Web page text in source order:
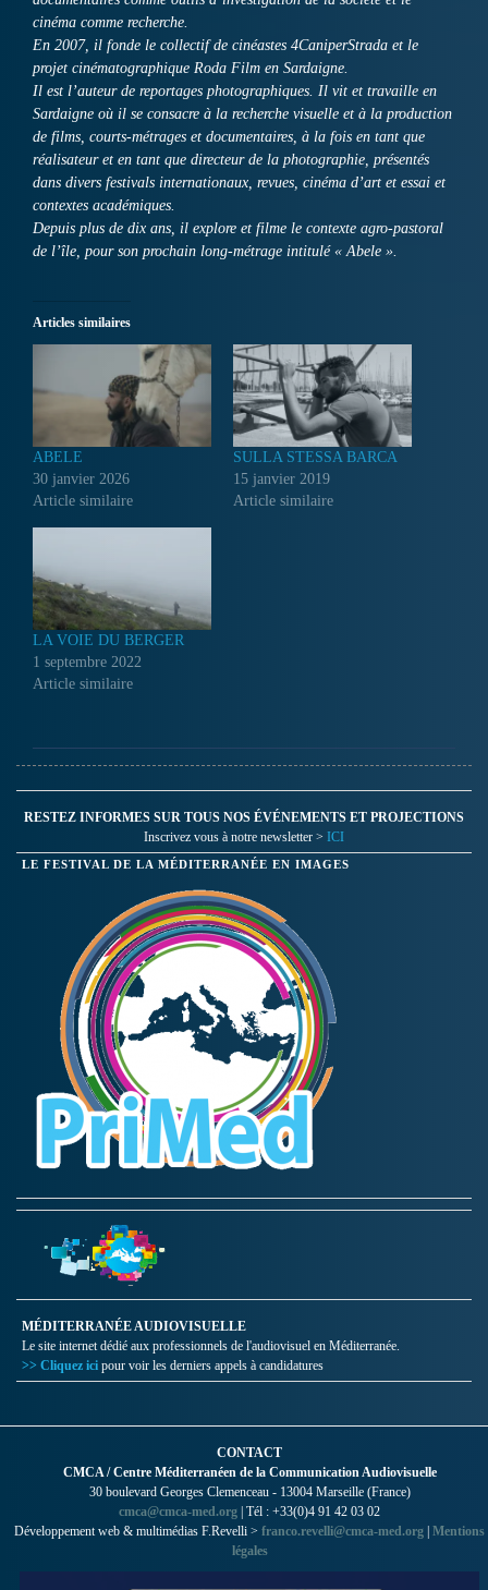
cinéma comme recherche.
En 2007, il fonde le collectif de cinéastes 4CaniperStrada et le
projet cinématographique Roda Film en Sardaigne.
Il est l’auteur de reportages photographiques. Il vit et travaille en
Sardaigne où il se consacre à la recherche visuelle et à la production
de films, courts-métrages et documentaires, à la fois en tant que
réalisateur et en tant que directeur de la photographie, présentés
dans divers festivals internationaux, revues, cinéma d’art et essai et
contextes académiques.
Depuis plus de dix ans, il explore et filme le contexte agro-pastoral
de l’île, pour son prochain long-métrage intitulé « Abele ».
Articles similaires
ABELE
30 janvier 2026
Article similaire
SULLA STESSA BARCA
15 janvier 2019
Article similaire
LA VOIE DU BERGER
1 septembre 2022
Article similaire
RESTEZ INFORMES SUR TOUS NOS ÉVÉNEMENTS ET PROJECTIONS
Inscrivez vous à notre newsletter > ICI
LE FESTIVAL DE LA MÉDITERRANÉE EN IMAGES
MÉDITERRANÉE AUDIOVISUELLE
Le site internet dédié aux professionnels de l'audiovisuel en Méditerranée.
>> Cliquez ici pour voir les derniers appels à candidatures
CONTACT
CMCA / Centre Méditerranéen de la Communication Audiovisuelle
30 boulevard Georges Clemenceau - 13004 Marseille (France)
cmca@cmca-med.org | Tél : +33(0)4 91 42 03 02
Développement web & multimédias F.Revelli > franco.revelli@cmca-med.org | Mentions
légales